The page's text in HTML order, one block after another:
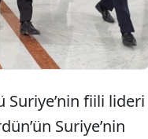
Suriye’nin fiili lideri
Suriye’nin